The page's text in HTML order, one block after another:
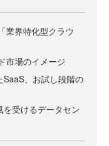
業界特化型クラウ
市場のイメージ
SaaS、お試し段階の
を受けるデータセン